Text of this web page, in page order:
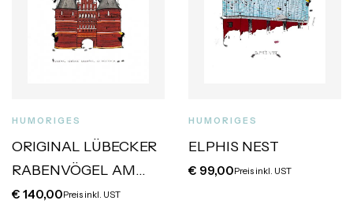
HUMORIGES
ORIGINAL LÜBECKER
RABENVÖGEL AM
HOLSTENTOR
€ 140,00Preis inkl. UST
HUMORIGES
ELPHIS NEST
€ 99,00Preis inkl. UST